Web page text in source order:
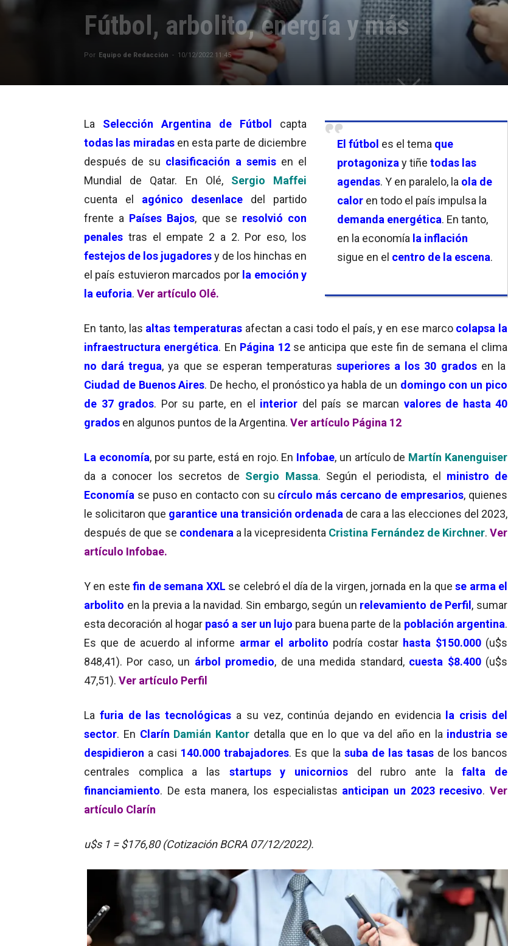
Fútbol, arbolito, energía y más
Por Equipo de Redacción - 10/12/2022 11:45
El fútbol es el tema que
protagoniza y tiñe todas las
agendas. Y en paralelo, la ola de
calor en todo el país impulsa la
demanda energética. En tanto,
en la economía la inflación
sigue en el centro de la escena.
La Selección Argentina de Fútbol capta
todas las miradas en esta parte de diciembre
después de su clasificación a semis en el
Mundial de Qatar. En Olé, Sergio Maffei
cuenta el agónico desenlace
del partido
frente a Países Bajos, que se resolvió con
penales tras el empate 2 a 2. Por eso, los
festejos de los jugadoresy de los hinchas en
el país estuvieron marcados porla emoción y
la euforia. Ver artículo Olé.
En tanto, las altas temperaturas afectan a casi todo el país, y en ese marcocolapsa la
infraestructura energética. En Página 12se anticipa que este fin de semana el clima
no dará tregua, ya que se esperan temperaturas superiores a los 30 grados en la
Ciudad de Buenos Aires. De hecho, el pronóstico ya habla de un domingo con un pico
de 37 grados. Por su parte, en el interior del país se marcan valores de hasta 40
grados en algunos puntos de la Argentina. Ver artículo Página 12
La economía, por su parte, está en rojo. En Infobae, un artículo de Martín Kanenguiser
da a conocer los secretos de Sergio Massa. Según el periodista, el ministro de
Economía se puso en contacto con su círculo más cercano de empresarios, quienes
le solicitaron que garantice una transición ordenada de cara a las elecciones del 2023,
después de que se condenara a la vicepresidenta Cristina Fernández de Kirchner.Ver
artículo Infobae.
Y en estefin de semana XXL se celebró el día de la virgen, jornada en la quese arma el
arbolito en la previa a la navidad. Sin embargo, según un relevamiento de Perfil, sumar
esta decoración al hogarpasó a ser un lujo para buena parte de la población argentina.
Es que de acuerdo al informe armar el arbolito podría costarhasta $150.000 (u$s
848,41). Por caso, un árbol promedio, de una medida standard, cuesta $8.400 (u$s
47,51). Ver artículo Perfil
La furia de las tecnológicas a su vez, continúa dejando en evidencia la crisis del
sector. En Clarín Damián Kantor detalla que en lo que va del año en la industria se
despidieron a casi 140.000 trabajadores. Es que la suba de las tasas de los bancos
centrales complica a las startups y unicornios del rubro ante la falta de
financiamiento. De esta manera, los especialistas anticipan un 2023 recesivo. Ver
artículo Clarín
u$s 1 = $176,80 (Cotización BCRA 07/12/2022).